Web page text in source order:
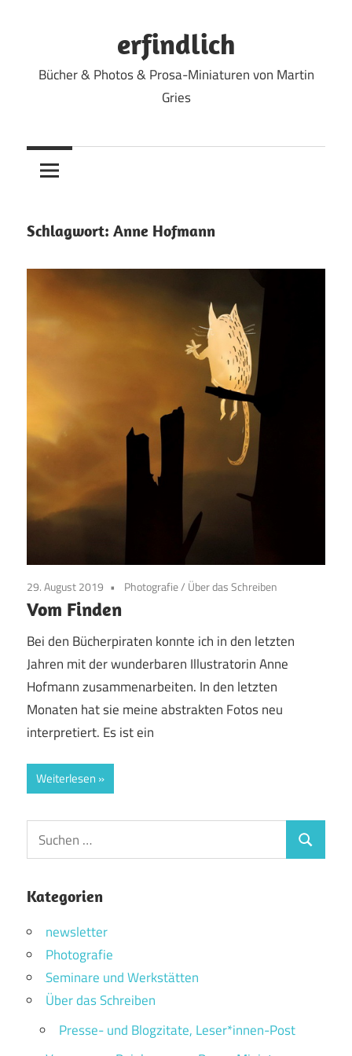
erfindlich
Bücher & Photos & Prosa-Miniaturen von Martin
Gries
Schlagwort: Anne Hofmann
29. August 2019 Photografie/ Über das Schreiben
Vom Finden
Bei den Bücherpiraten konnte ich in den letzten
Jahren mit der wunderbaren Illustratorin Anne
Hofmann zusammenarbeiten. In den letzten
Monaten hat sie meine abstrakten Fotos neu
interpretiert. Es ist ein
Weiterlesen
Suchen
nach:
Suchen
Kategorien
newsletter
Photografie
Seminare und Werkstätten
Über das Schreiben
Presse- und Blogzitate, Leser*innen-Post